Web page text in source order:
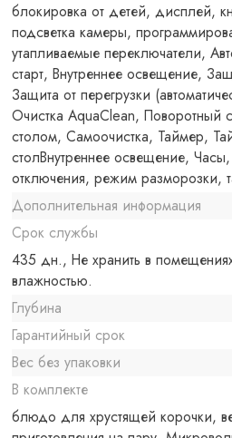
блокировка от детей, дисплей,
подсветка камеры,
утапливаемые переключатели,
старт, Внутреннее освещение,
Защита от перегрузки
Очистка AquaClean, Поворотный
столом, Самоочистка, Таймер,
столВнутреннее освещение,
отключения, режим разморозки,
Дополнительная информация
Срок службы
435 дн., Не хранить в
влажностью.
Глубина
Гарантийный срок
Вес без упаковки
В комплекте
блюдо для хрустящей корочки,